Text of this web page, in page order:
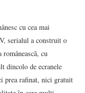
cu cea mai
serialul a construit o
cu
dincolo de ecranele
prea rafinat, nici gratuit